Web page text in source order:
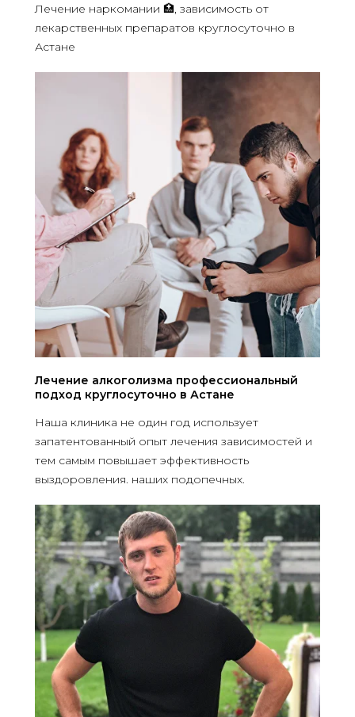
Лечение наркомании 🏥, зависимость от
лекарственных препаратов круглосуточно в
Астане
Лечение алкоголизма профессиональный
подход круглосуточно в Астане
Наша клиника не один год использует
запатентованный опыт лечения зависимостей и
тем самым повышает эффективность
выздоровления. наших подопечных.